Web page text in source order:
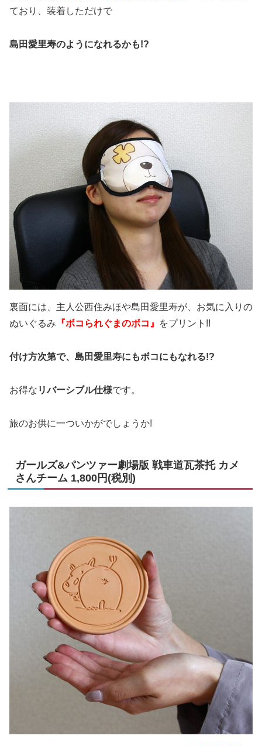
ており、装着しただけで
島田愛里寿のようになれるかも!?
裏面には、主人公西住みほや島田愛里寿が、お気に入りの
ぬいぐるみ 『ボコられぐまのボコ』 をプリント!!
付け方次第で、島田愛里寿にもボコにもなれる!?
お得な リバーシブル仕様です。
旅のお供に一ついかがでしょうか!
ガールズ&パンツァー劇場版 戦車道瓦茶托 カメ
さんチーム 1,800円(税別)